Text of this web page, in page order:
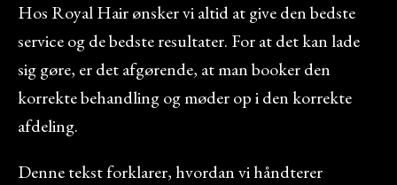
Hos Royal Hair ønsker vi altid at give den bedste
service og de bedste resultater. For at det kan lade
sig gøre, er det afgørende, at man booker den
korrekte behandling og møder op i den korrekte
afdeling.
Denne tekst forklarer, hvordan vi håndterer